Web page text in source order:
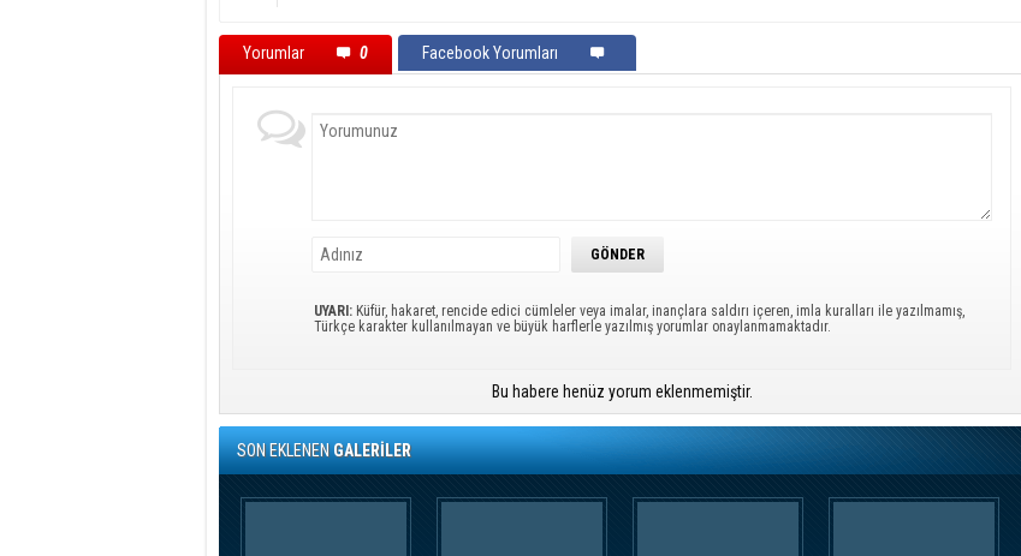
Yorumlar 0 Facebook Yorumları
UYARI: Küfür, hakaret, rencide edici cümleler veya imalar, inançlara saldırı içeren, imla kuralları ile yazılmamış,
Türkçe karakter kullanılmayan ve büyük harflerle yazılmış yorumlar onaylanmamaktadır.
Bu habere henüz yorum eklenmemiştir.
SON EKLENENGALERİLER